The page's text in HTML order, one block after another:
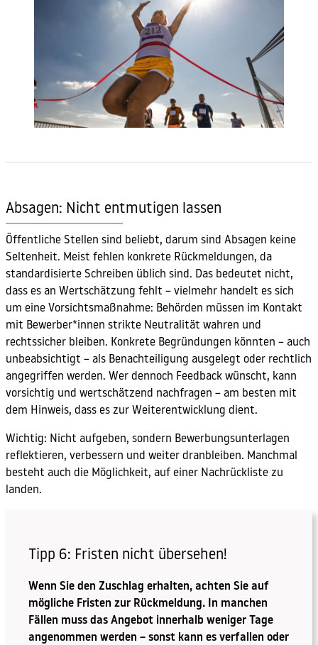
Absagen: Nicht entmutigen lassen
Öffentliche Stellen sind beliebt, darum sind Absagen keine
Seltenheit. Meist fehlen konkrete Rückmeldungen, da
standardisierte Schreiben üblich sind. Das bedeutet nicht,
dass es an Wertschätzung fehlt – vielmehr handelt es sich
um eine Vorsichtsmaßnahme: Behörden müssen im Kontakt
mit Bewerber*innen strikte Neutralität wahren und
rechtssicher bleiben. Konkrete Begründungen könnten – auch
unbeabsichtigt – als Benachteiligung ausgelegt oder rechtlich
angegriffen werden. Wer dennoch Feedback wünscht, kann
vorsichtig und wertschätzend nachfragen – am besten mit
dem Hinweis, dass es zur Weiterentwicklung dient.
Wichtig: Nicht aufgeben, sondern Bewerbungsunterlagen
reflektieren, verbessern und weiter dranbleiben. Manchmal
besteht auch die Möglichkeit, auf einer Nachrückliste zu
landen.
Tipp 6: Fristen nicht übersehen!
Wenn Sie den Zuschlag erhalten, achten Sie auf
mögliche Fristen zur Rückmeldung. In manchen
Fällen muss das Angebot innerhalb weniger Tage
angenommen werden – sonst kann es verfallen oder